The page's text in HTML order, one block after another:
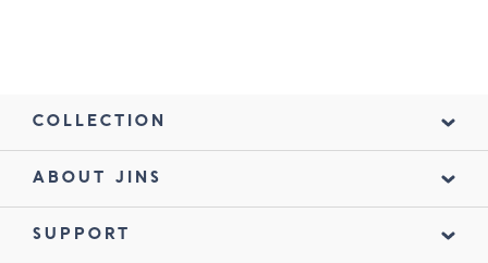
COLLECTION
ABOUT JINS
SUPPORT